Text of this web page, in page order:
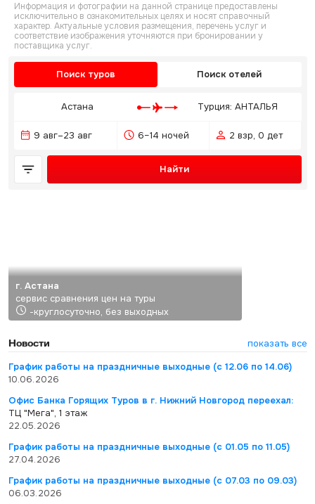
Информация и фотографии на данной странице предоставлены
исключительно в ознакомительных целях и носят справочный
характер. Актуальные условия размещения, перечень услуг и
соответствие изображения уточняются при бронировании у
поставщика услуг.
Поиск туров Поиск отелей
Астана Турция: АНТАЛЬЯ
9 авг–23 авг 6–14 ночей 2 взр, 0 дет
Найти
г. Астана
сервис сравнения цен на туры
-круглосуточно, без выходных
Новости
показать все
График работы на праздничные выходные (с 12.06 по 14.06)
10.06.2026
Офис Банка Горящих Туров в г. Нижний Новгород переехал:
ТЦ "Мега", 1 этаж
22.05.2026
График работы на праздничные выходные (с 01.05 по 11.05)
27.04.2026
График работы на праздничные выходные (с 07.03 по 09.03)
06.03.2026